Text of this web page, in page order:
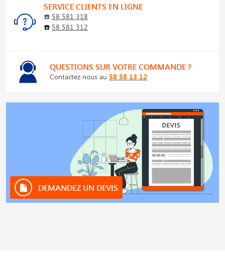
SERVICE CLIENTS EN LIGNE
☎️ 58 581 318
☎️ 58 581 312
QUESTIONS SUR VOTRE COMMANDE ?
Contactez nous au 58 58 13 12
DEMANDEZ UN DEVIS